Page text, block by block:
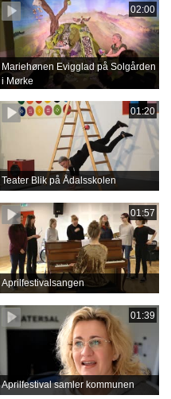
02:00
Mariehønen Evigglad på Solgården
i Mørke
01:20
Teater Blik på Ådalsskolen
01:57
Aprilfestivalsangen
01:39
Aprilfestival samler kommunen